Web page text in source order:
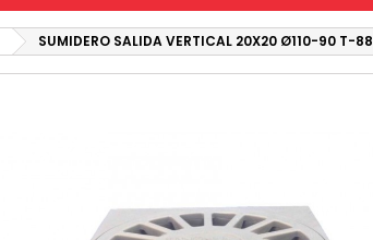
SUMIDERO SALIDA VERTICAL 20X20 Ø110-90 T-88